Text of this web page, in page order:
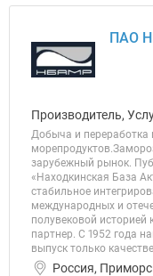
ПАО
Производитель,
Добыча и переработка
зарубежный рынок.
«Находкинская База
стабильное
международных и
полувековой
партнер. С 1952 года
выпуск только
Россия,